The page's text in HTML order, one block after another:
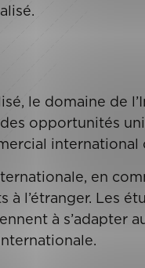
le domaine de
opportunités
international
en
l’étranger. Les
à s’adapter